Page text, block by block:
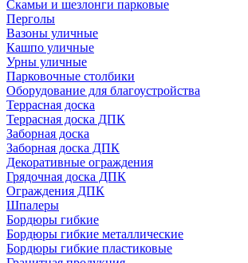
Скамьи и шезлонги парковые
Перголы
Вазоны уличные
Кашпо уличные
Урны уличные
Парковочные столбики
Оборудование для благоустройства
Террасная доска
Террасная доска ДПК
Заборная доска
Заборная доска ДПК
Декоративные ограждения
Грядочная доска ДПК
Ограждения ДПК
Шпалеры
Бордюры гибкие
Бордюры гибкие металлические
Бордюры гибкие пластиковые